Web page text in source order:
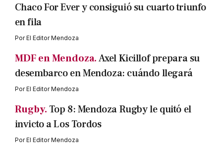
Chaco For Ever y consiguió su cuarto triunfo
en fila
PorEl Editor Mendoza
MDF en Mendoza.Axel Kicillof prepara su
desembarco en Mendoza: cuándo llegará
PorEl Editor Mendoza
Rugby. Top 8: Mendoza Rugby le quitó el
invicto a Los Tordos
PorEl Editor Mendoza